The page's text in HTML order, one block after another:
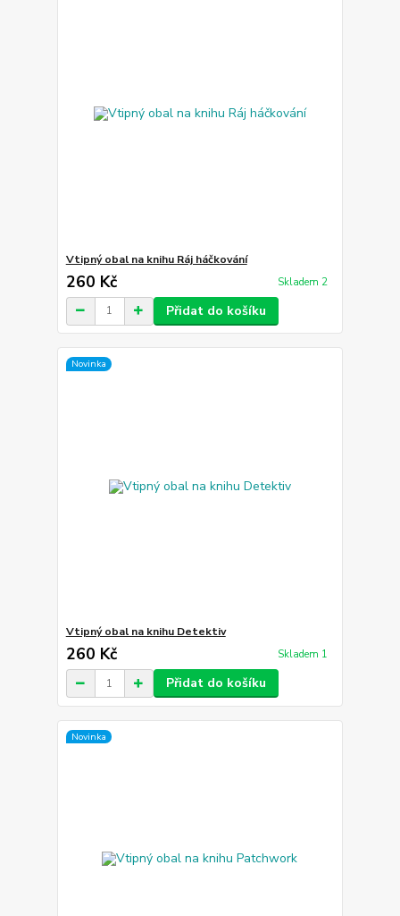
Vtipný obal na knihu Ráj háčkování
260 Kč Skladem 2
Přidat do košíku
Novinka
Vtipný obal na knihu Detektiv
260 Kč Skladem 1
Přidat do košíku
Novinka